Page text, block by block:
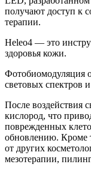
получают доступ к
терапии.
Heleo4 — это
здоровья кожи.
Фотобиомодуляция
световых спектров
После воздействия
кислород, что
поврежденных
обновлению. Кроме
от других
мезотерапии,